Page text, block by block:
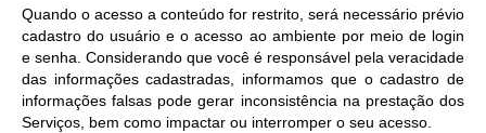
Quando o acesso a conteúdo for restrito, será necessário prévio
cadastro do usuário e o acesso ao ambiente por meio de login
e senha. Considerando que você é responsável pela veracidade
das informações cadastradas, informamos que o cadastro de
informações falsas pode gerar inconsistência na prestação dos
Serviços, bem como impactar ou interromper o seu acesso.